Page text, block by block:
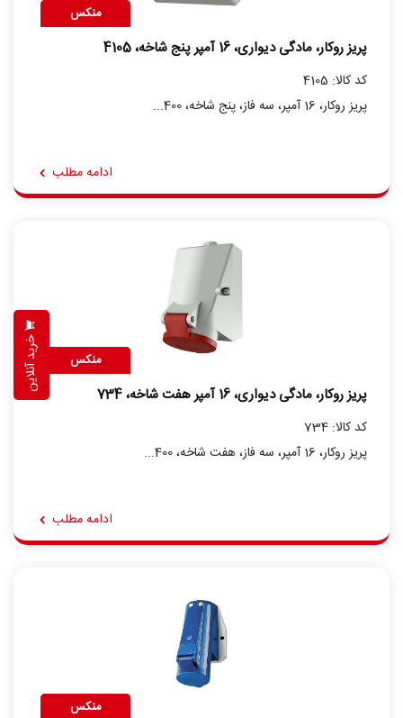
منکس
پریز روکار، مادگی دیواری، 16 آمپر پنج شاخه، 4105
کد کالا: 4105
پریز روکار، 16 آمپر، سه فاز، پنج شاخه، 400...
ادامه مطلب
منکس
پریز روکار، مادگی دیواری، 16 آمپر هفت شاخه، 734
کد کالا: 734
پریز روکار، 16 آمپر، سه فاز، هفت شاخه، 400...
ادامه مطلب
منکس
خرید آنلاین